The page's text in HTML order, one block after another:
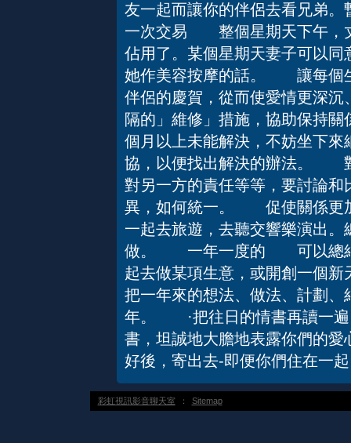
友一起而讓你的伴侶去看兄弟
一次交易 整個星期天下午，
佔用了。某個星期天妻子可以
她作美容按摩的話。 讓每個
伴侶的慶賀，從而使愛情更
隔的」維修」措施，協助保持
個月以上未能解決，不妨坐下
協，以便找出解決的辦法。
對另一方的責任等等，要討論
異，如何統一。 促使關係更
一起去旅遊，去聽交響樂演出
做。 一年一度的 可以總結
起去做某項生意，或開創一個
把一年來的想法、做法、計劃
年。 ·把往日的情書再讀一
書，坦誠地大膽地表露你們的
好後，寄出去-即便你們住在一
彩虹視訊影音聊天室 ： Sitemap